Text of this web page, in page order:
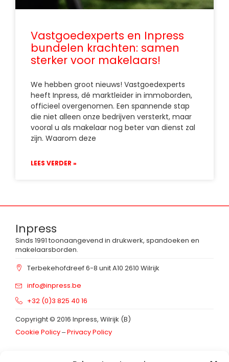
Vastgoedexperts en Inpress
bundelen krachten: samen
sterker voor makelaars!
We hebben groot nieuws! Vastgoedexperts
heeft Inpress, dé marktleider in immoborden,
officieel overgenomen. Een spannende stap
die niet alleen onze bedrijven versterkt, maar
vooral u als makelaar nog beter van dienst zal
zijn. Waarom deze
LEES VERDER »
Inpress
Sinds 1991 toonaangevend in drukwerk, spandoeken en
makelaarsborden.
Terbekehofdreef 6-8 unit A10 2610 Wilrijk
info@inpress.be
+32 (0)3 825 40 16
Copyright © 2016 Inpress, Wilrijk (B)
Cookie Policy‒Privacy Policy